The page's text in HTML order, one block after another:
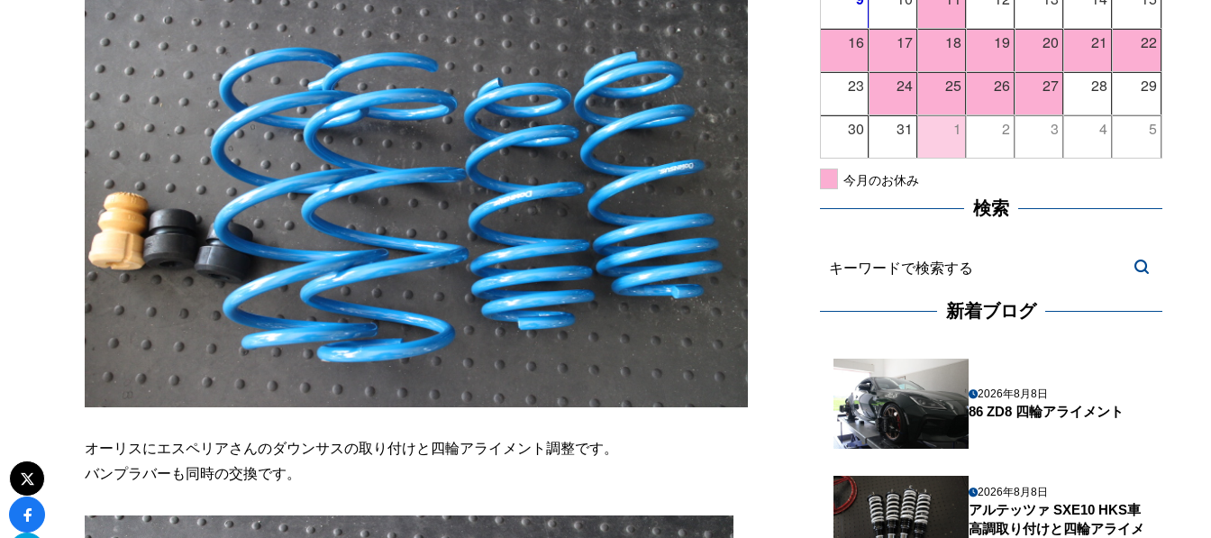
オーリスにエスペリアさんのダウンサスの取り付けと四輪アライメント調整です。
バンプラバーも同時の交換です。
16 17 18 19 20 21 22
23 24 25 26 27 28 29
30 31 1 2 3 4 5
今月のお休み
検索
新着ブログ
2026年8月8日
86 ZD8 四輪アライメント
2026年8月8日
アルテッツァ SXE10 HKS車
高調取り付けと四輪アライメ